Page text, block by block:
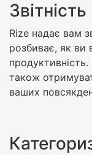
Звітність
Rize надає вам
розбиває, як ви
також
ваших